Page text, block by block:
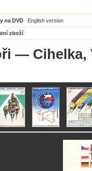
na DVD English version
zboží
— Cihelka,